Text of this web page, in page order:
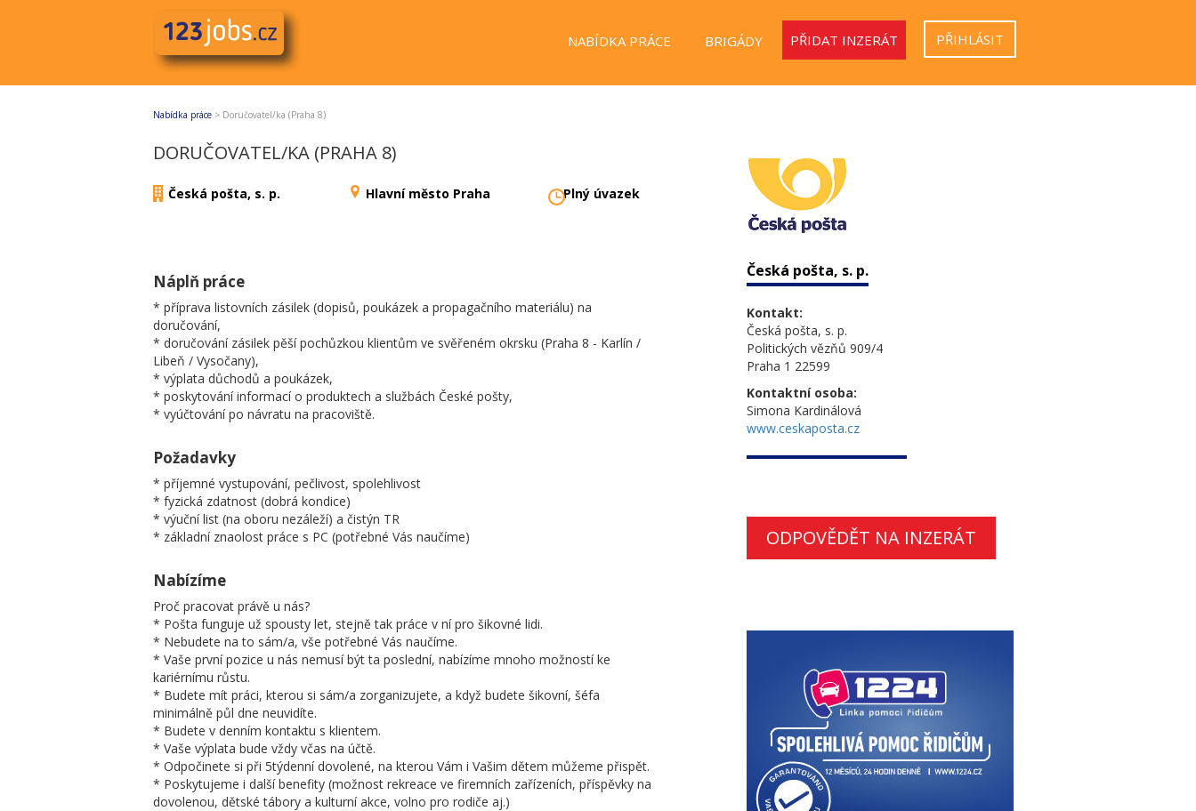
NABÍDKA PRÁCE BRIGÁDY PŘIDAT INZERÁT PŘIHLÁSIT
Nabídka práce > Doručovatel/ka (Praha 8)
DORUČOVATEL/KA (PRAHA 8)
Česká pošta, s. p. Hlavní město Praha Plný úvazek
Náplň práce
* příprava listovních zásilek (dopisů, poukázek a propagačního materiálu) na
doručování,
* doručování zásilek pěší pochůzkou klientům ve svěřeném okrsku (Praha 8 - Karlín /
Libeň / Vysočany),
* výplata důchodů a poukázek,
* poskytování informací o produktech a službách České pošty,
* vyúčtování po návratu na pracoviště.
Požadavky
* příjemné vystupování, pečlivost, spolehlivost
* fyzická zdatnost (dobrá kondice)
* výuční list (na oboru nezáleží) a čistýn TR
* základní znaolost práce s PC (potřebné Vás naučíme)
Nabízíme
Proč pracovat právě u nás?
* Pošta funguje už spousty let, stejně tak práce v ní pro šikovné lidi.
* Nebudete na to sám/a, vše potřebné Vás naučíme.
* Vaše první pozice u nás nemusí být ta poslední, nabízíme mnoho možností ke
kariérnímu růstu.
* Budete mít práci, kterou si sám/a zorganizujete, a když budete šikovní, šéfa
minimálně půl dne neuvidíte.
* Budete v denním kontaktu s klientem.
* Vaše výplata bude vždy včas na účtě.
* Odpočinete si při 5týdenní dovolené, na kterou Vám i Vašim dětem můžeme přispět.
* Poskytujeme i další benefity (možnost rekreace ve firemních zařízeních, příspěvky na
dovolenou, dětské tábory a kulturní akce, volno pro rodiče aj.)
Česká pošta, s. p.
Kontakt:
Česká pošta, s. p.
Politických vězňů 909/4
Praha 1 22599
Kontaktní osoba:
Simona Kardinálová
www.ceskaposta.cz
ODPOVĚDĚT NA INZERÁT